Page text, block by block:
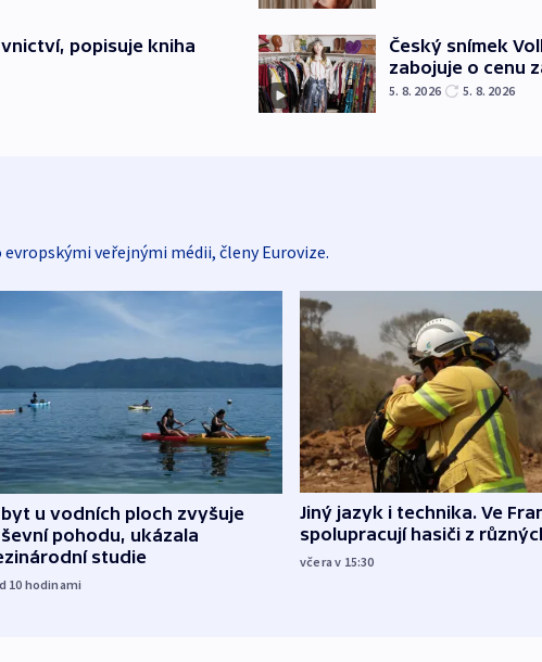
popisuje kniha
Český snímek
zabojuje o cenu
5. 8. 2026 5. 8. 2026
veřejnými médii, členy Eurovize.
u vodních ploch zvyšuje
pohodu, ukázala
studie
10 hodinami
Jiný jazyk i technika. Ve
spolupracují hasiči z
včera v 15:30